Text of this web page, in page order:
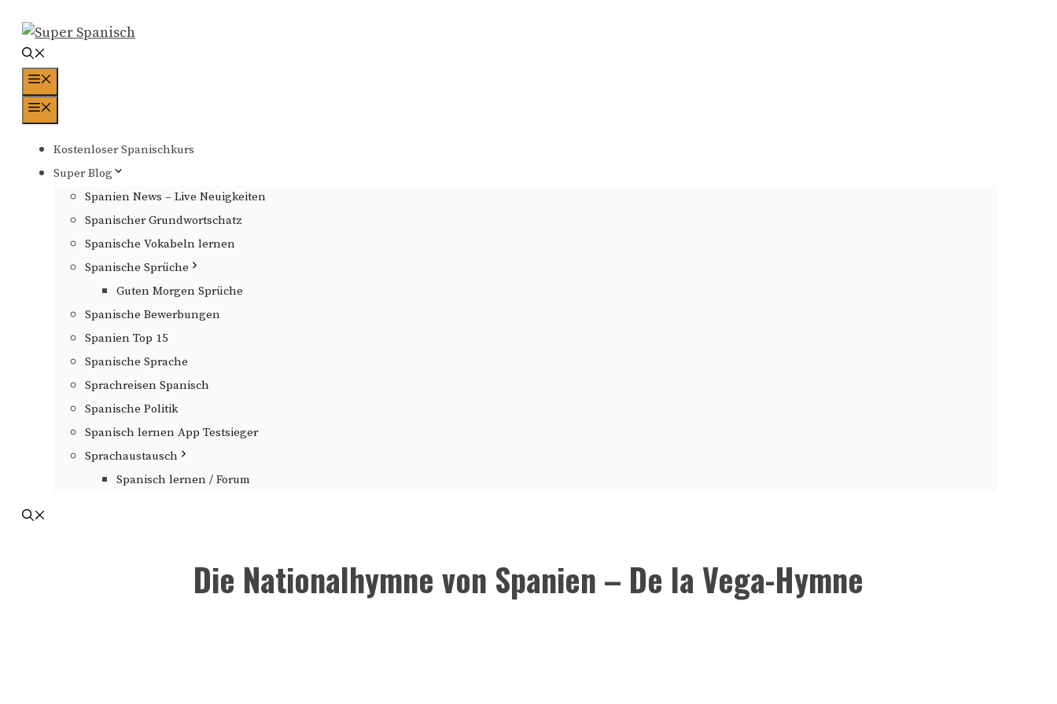
Inhalt
springen
Kostenloser Spanischkurs
Super Blog
Spanien News – Live Neuigkeiten
Spanischer Grundwortschatz
Spanische Vokabeln lernen
Spanische Sprüche
Guten Morgen Sprüche
Spanische Bewerbungen
Spanien Top 15
Spanische Sprache
Sprachreisen Spanisch
Spanische Politik
Spanisch lernen App Testsieger
Sprachaustausch
Spanisch lernen / Forum
Die Nationalhymne von Spanien – De la Vega-Hymne